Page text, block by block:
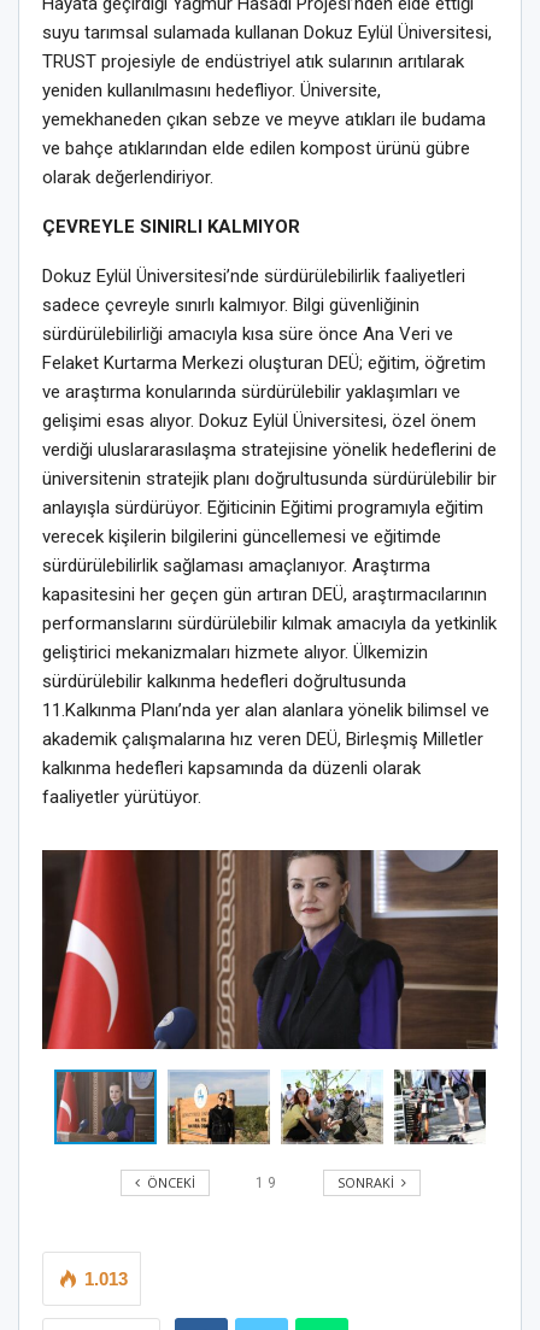
suyu tarımsal sulamada kullanan Dokuz Eylül Üniversitesi,
TRUST projesiyle de endüstriyel atık sularının arıtılarak
yeniden kullanılmasını hedefliyor. Üniversite,
yemekhaneden çıkan sebze ve meyve atıkları ile budama
ve bahçe atıklarından elde edilen kompost ürünü gübre
olarak değerlendiriyor.
ÇEVREYLE SINIRLI KALMIYOR
Dokuz Eylül Üniversitesi’nde sürdürülebilirlik faaliyetleri
sadece çevreyle sınırlı kalmıyor. Bilgi güvenliğinin
sürdürülebilirliği amacıyla kısa süre önce Ana Veri ve
Felaket Kurtarma Merkezi oluşturan DEÜ; eğitim, öğretim
ve araştırma konularında sürdürülebilir yaklaşımları ve
gelişimi esas alıyor. Dokuz Eylül Üniversitesi, özel önem
verdiği uluslararasılaşma stratejisine yönelik hedeflerini de
üniversitenin stratejik planı doğrultusunda sürdürülebilir bir
anlayışla sürdürüyor. Eğiticinin Eğitimi programıyla eğitim
verecek kişilerin bilgilerini güncellemesi ve eğitimde
sürdürülebilirlik sağlaması amaçlanıyor. Araştırma
kapasitesini her geçen gün artıran DEÜ, araştırmacılarının
performanslarını sürdürülebilir kılmak amacıyla da yetkinlik
geliştirici mekanizmaları hizmete alıyor. Ülkemizin
sürdürülebilir kalkınma hedefleri doğrultusunda
11.Kalkınma Planı’nda yer alan alanlara yönelik bilimsel ve
akademik çalışmalarına hız veren DEÜ, Birleşmiş Milletler
kalkınma hedefleri kapsamında da düzenli olarak
faaliyetler yürütüyor.
ÖNCEKI 1 9 SONRAKI
1.013